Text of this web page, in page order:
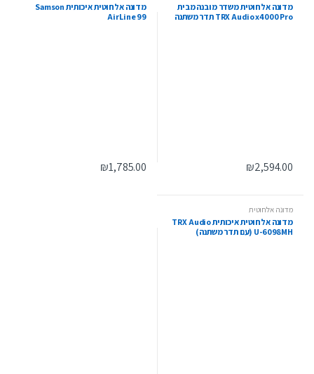
מדונה אלחוטית משדר מובנה מבית
TRX Audio x4000 Pro תדר משתנה
₪2,594.00
מדונה אלחוטית איכותית Samson
AirLine 99
₪1,785.00
מדונה אלחוטית
מדונה אלחוטית איכותית TRX Audio
U-6098MH (עם תדר משתנה)